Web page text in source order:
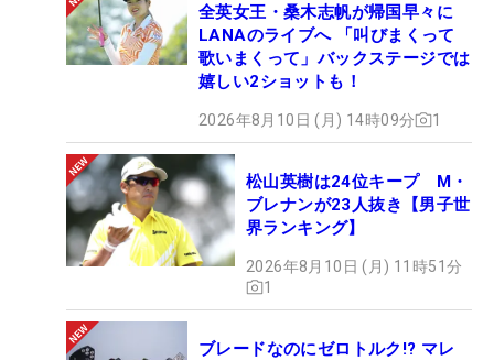
全英女王・桑木志帆が帰国早々に
LANAのライブへ 「叫びまくって
歌いまくって」バックステージでは
嬉しい2ショットも！
2026年8月10日 (月) 14時09分 1
松山英樹は24位キープ M・
ブレナンが23人抜き【男子世
界ランキング】
2026年8月10日 (月) 11時51分
1
ブレードなのにゼロトルク!? マレ